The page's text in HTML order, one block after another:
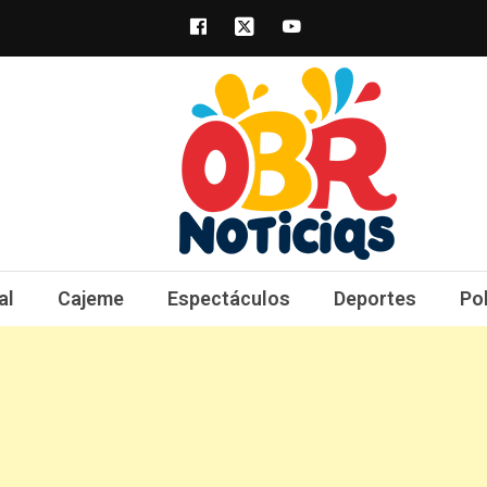
obrnoticias.com
obr noticias noticias, entretenimiento y
Cajeme Espectáculos Deportes